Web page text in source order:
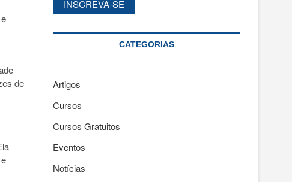
de
CATEGORIAS
Artigos
Cursos
Cursos Gratuitos
Eventos
Notícias